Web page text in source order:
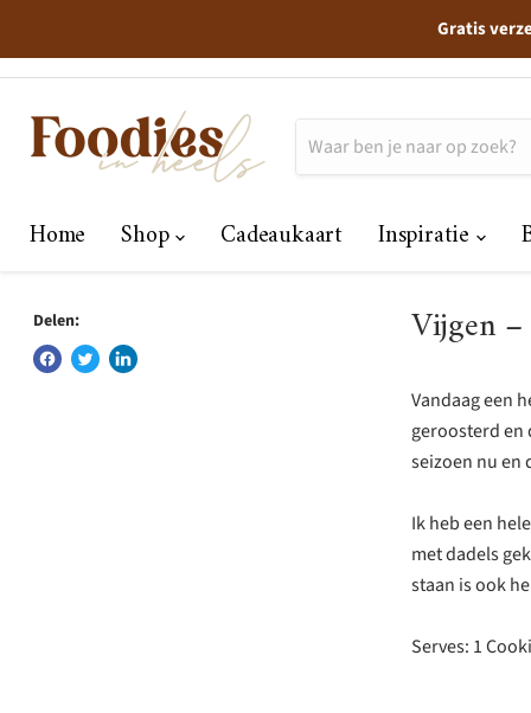
Gratis
Home Shop Cadeaukaart Inspiratie
Delen: Vijgen –
Vandaag een
geroosterd en
seizoen nu en
Ik heb een
met dadels
staan is ook
Serves: 1